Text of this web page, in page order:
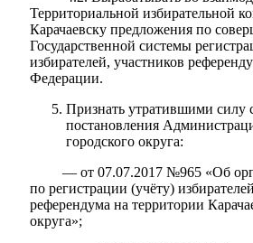
Территориальной избирательной
Карачаевску предложения по
Государственной системы
избирателей, участников
Федерации.
Признать утратившими силу
постановления
городского округа:
— от 07.07.2017 №965 «Об
по регистрации (учёту)
референдума на территории
округа»;